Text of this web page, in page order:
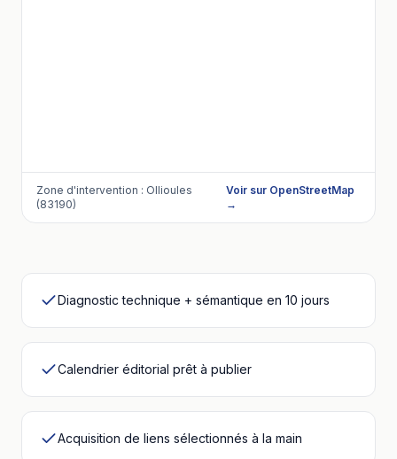
Zone d'intervention : Ollioules
(83190)
Voir sur OpenStreetMap
→
Diagnostic technique + sémantique en 10 jours
Calendrier éditorial prêt à publier
Acquisition de liens sélectionnés à la main